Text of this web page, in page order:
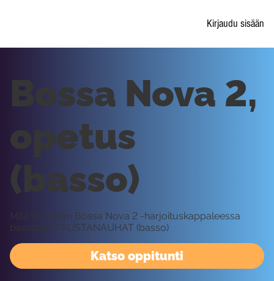
Kirjaudu sisään
Katso oppitunti
Bossa Nova 2,
opetus
(basso)
Mitä soitetaan Bossa Nova 2 -harjoituskappaleessa
bassolla? TAUSTANAUHAT (basso)